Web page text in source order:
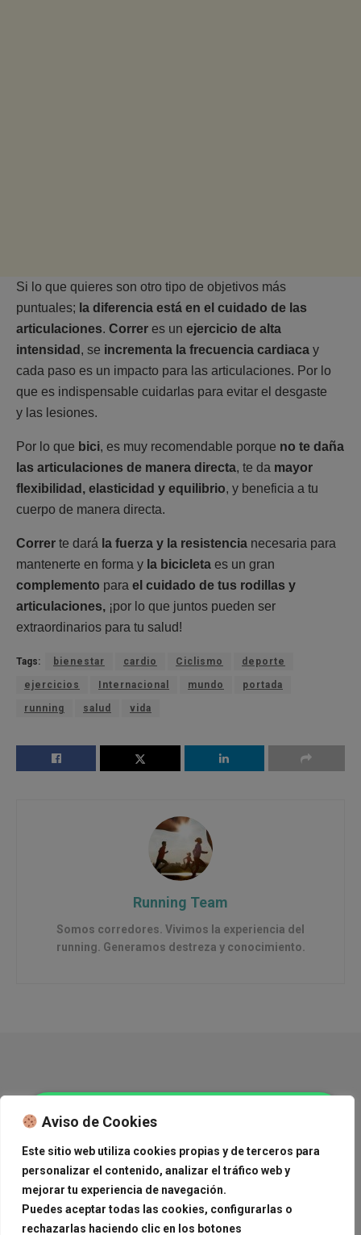
Aviso de Cookies
Este sitio web utiliza cookies propias y de terceros para
personalizar el contenido, analizar el tráfico web y
mejorar tu experiencia de navegación.
Puedes aceptar todas las cookies, configurarlas o
rechazarlas haciendo clic en los botones
Si lo que quieres son otro tipo de objetivos más
puntuales; la diferencia está en el cuidado de las
articulaciones. Correr es un ejercicio de alta
intensidad , se incrementa la frecuencia cardiaca y
cada paso es un impacto para las articulaciones. Por lo
que es indispensable cuidarlas para evitar el desgaste
y las lesiones.
Por lo que bici, es muy recomendable porque no te daña
las articulaciones de manera directa, te da mayor
flexibilidad, elasticidad y equilibrio, y beneficia a tu
cuerpo de manera directa.
Correr te dará la fuerza y la resistencia necesaria para
mantenerte en forma y la bicicleta es un gran
complemento para el cuidado de tus rodillas y
articulaciones, ¡por lo que juntos pueden ser
extraordinarios para tu salud!
Tags: bienestar cardio Ciclismo deporte
ejercicios Internacional mundo portada
running salud vida
Running Team
Somos corredores. Vivimos la experiencia del
running. Generamos destreza y conocimiento.
México Mundo Deportes Tendencias
Cine
Estilo de Vida
Medioambiente
Gourmand Corner
Ver Carrito
Anúnciate con nosotros
Journal News, anúnciate con nosotros,
¡Contáctanos!